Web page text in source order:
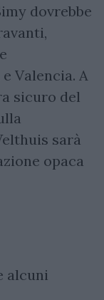
dovrebbe
Valencia. A
sicuro del
sarà
opaca
alcuni